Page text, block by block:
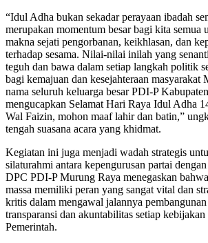
“Idul Adha bukan sekadar perayaan ibadah
merupakan momentum besar bagi kita semua
makna sejati pengorbanan, keikhlasan, dan
terhadap sesama. Nilai-nilai inilah yang
teguh dan bawa dalam setiap langkah politik
bagi kemajuan dan kesejahteraan masyarakat
nama seluruh keluarga besar PDI-P
mengucapkan Selamat Hari Raya Idul Adha
Wal Faizin, mohon maaf lahir dan batin,”
tengah suasana acara yang khidmat.
Kegiatan ini juga menjadi wadah strategis
silaturahmi antara kepengurusan partai
DPC PDI-P Murung Raya menegaskan
massa memiliki peran yang sangat vital dan
kritis dalam mengawal jalannya pembangunan
transparansi dan akuntabilitas setiap
Pemerintah.